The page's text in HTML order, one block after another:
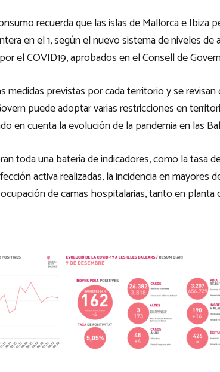
recuerda que las islas de Mallorca e Ibiza
en el 1, según el nuevo sistema de niveles de
el COVID19, aprobados en el Consell de
medidas previstas por cada territorio y se revisan
puede adoptar varias restricciones en
en cuenta la evolución de la pandemia en las
toda una batería de indicadores, como la tasa
activa realizadas, la incidencia en mayores
de camas hospitalarias, tanto en